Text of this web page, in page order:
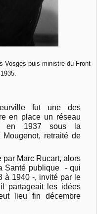
Vosges puis ministre du Front
fut une des
en place un réseau
en 1937 sous la
retraité de
par Marc Rucart,alors
Santé publique - qui
à 1940 -, invité par le
partageait les idées
lieu fin décembre